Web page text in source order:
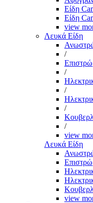
Είδη
Είδη
view
Λευκά Είδη
/
/
/
/
/
view
Λευκά Είδη
view